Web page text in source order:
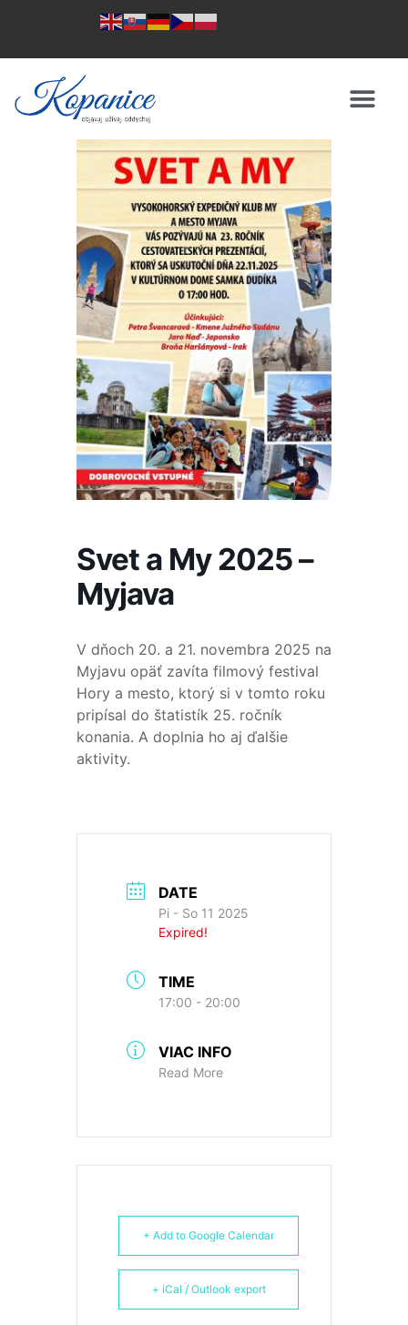
Svet a My 2025 –
Myjava
V dňoch 20. a 21. novembra 2025 na
Myjavu opäť zavíta filmový festival
Hory a mesto, ktorý si v tomto roku
pripísal do štatistík 25. ročník
konania. A doplnia ho aj ďalšie
aktivity.
DATE
Pi - So 11 2025
Expired!
TIME
17:00 - 20:00
VIAC INFO
Read More
+ Add to Google Calendar
+ iCal / Outlook export